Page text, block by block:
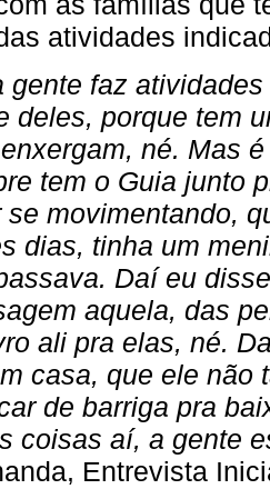
atividades
gente faz
deles, porque tem
né. Mas
tem o Guia junto
se movimentando,
dias, tinha um
Daí eu
aquela, das
ali pra elas, né.
casa, que ele não
de barriga pra
coisas aí, a gente
Entrevista